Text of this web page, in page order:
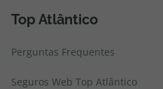
Top Atlântico
Perguntas Frequentes
Seguros Web Top Atlântico